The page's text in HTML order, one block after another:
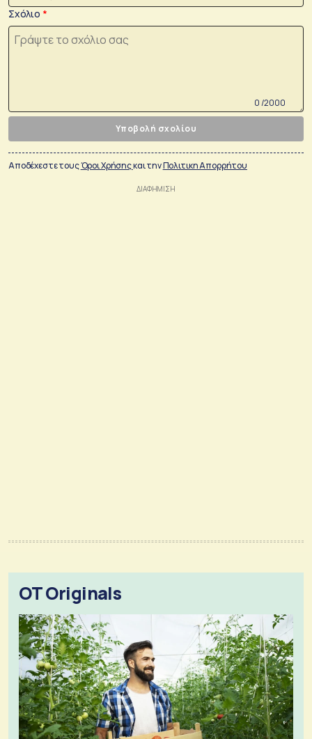
Σχόλιο
0 /2000
Υποβολή σχολίου
Αποδέχεστε τουςΌροι Χρήσηςκαι τηνΠολιτικη Απορρήτου
OT Originals